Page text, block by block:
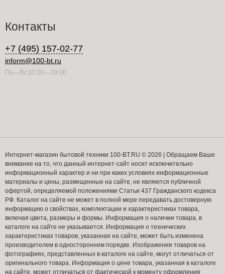
Контакты
+7 (495) 157-02-77
inform@100-bt.ru
Пн—Вс10:00—19:00
Интернет-магазин бытовой техники 100-BT.RU © 2026 | Обращаем Ваше
внимание на то, что данный интернет-сайт носит исключительно
информационный характер и ни при каких условиях информационные
материалы и цены, размещенные на сайте, не являются публичной
офертой, определяемой положениями Статьи 437 Гражданского кодекса
РФ. Каталог на сайте не может в полной мере передавать достоверную
информацию о свойствах, комплектации и характеристиках товара,
включая цвета, размеры и формы. Информация о наличии товара, в
каталоге на сайте не указывается. Информация о технических
характеристиках товаров, указанная на сайте, может быть изменена
производителем в одностороннем порядке. Изображения товаров на
фотографиях, представленных в каталоге на сайте, могут отличаться от
оригинального товара. Информация о цене товара, указанная в каталоге
на сайте, может отличаться от фактической к моменту оформления